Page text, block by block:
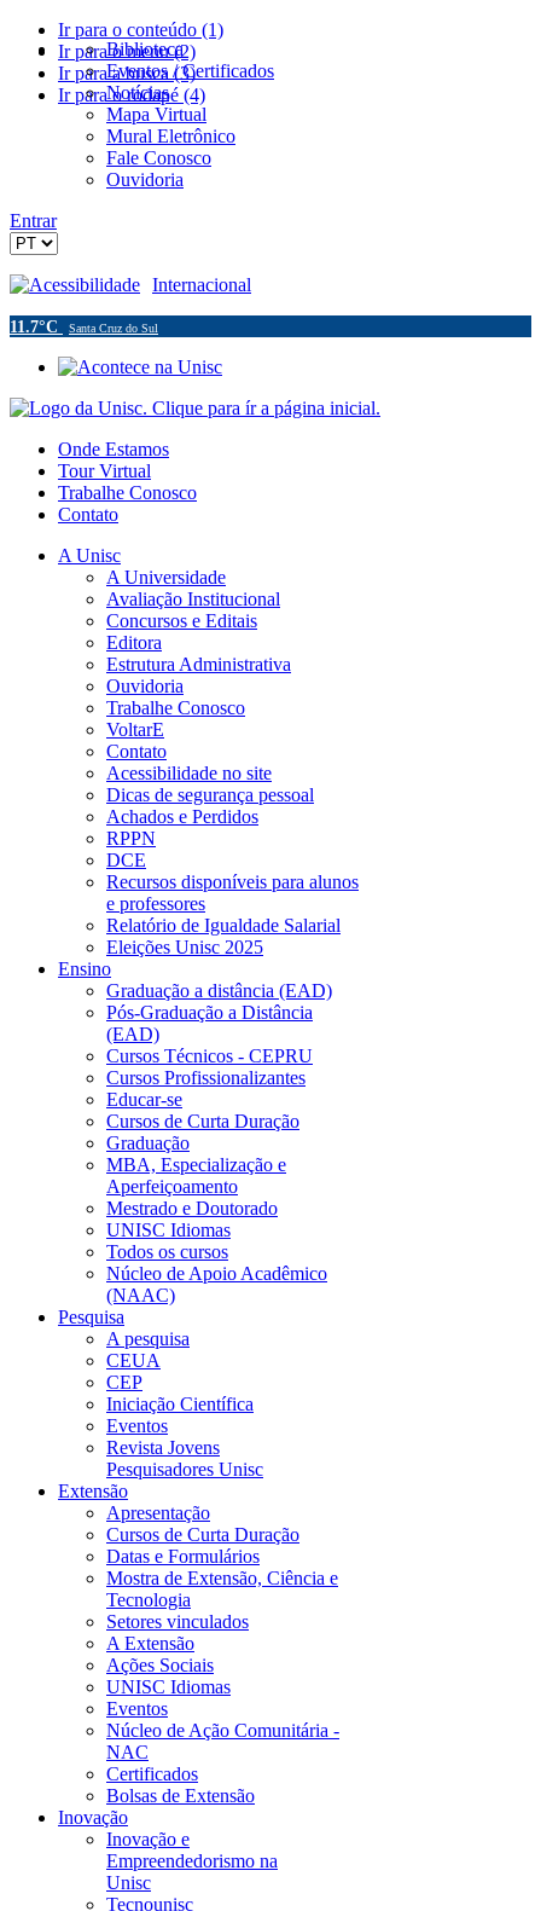
Ir para o conteúdo (1)
Ir para o menu (2)
Ir para a busca (3)
Ir para o rodapé (4)
Biblioteca
Eventos / Certificados
Notícias
Mapa Virtual
Mural Eletrônico
Fale Conosco
Ouvidoria
Entrar
Acessibilidade Internacional
11.7°C Santa Cruz do Sul
Onde Estamos
Tour Virtual
Trabalhe Conosco
Contato
A Unisc
A Universidade
Avaliação Institucional
Concursos e Editais
Editora
Estrutura Administrativa
Ouvidoria
Trabalhe Conosco
VoltarE
Contato
Acessibilidade no site
Dicas de segurança pessoal
Achados e Perdidos
RPPN
DCE
Recursos disponíveis para alunos
e professores
Relatório de Igualdade Salarial
Eleições Unisc 2025
Ensino
Graduação a distância (EAD)
Pós-Graduação a Distância
(EAD)
Cursos Técnicos - CEPRU
Cursos Profissionalizantes
Educar-se
Cursos de Curta Duração
Graduação
MBA, Especialização e
Aperfeiçoamento
Mestrado e Doutorado
UNISC Idiomas
Todos os cursos
Núcleo de Apoio Acadêmico
(NAAC)
Pesquisa
A pesquisa
CEUA
CEP
Iniciação Científica
Eventos
Revista Jovens
Pesquisadores Unisc
Extensão
Apresentação
Cursos de Curta Duração
Datas e Formulários
Mostra de Extensão, Ciência e
Tecnologia
Setores vinculados
A Extensão
Ações Sociais
UNISC Idiomas
Eventos
Núcleo de Ação Comunitária -
NAC
Certificados
Bolsas de Extensão
Inovação
Inovação e
Empreendedorismo na
Unisc
Tecnounisc